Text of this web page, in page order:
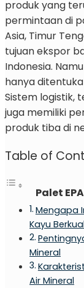
Palet
produk yang
permintaan di
Asia, Timur
tujuan ekspor
Indonesia.
hanya
Sistem logistik,
juga memiliki
produk tiba di
Table of
Mengapa
Kayu
Mineral
Air Mineral